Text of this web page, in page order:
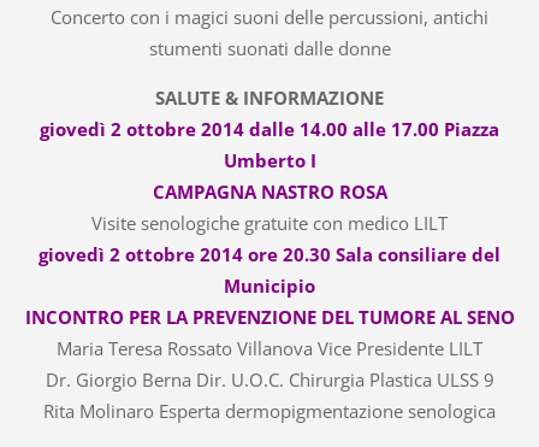
Concerto con i magici suoni delle percussioni, antichi
stumenti suonati dalle donne
SALUTE & INFORMAZIONE
giovedì 2 ottobre 2014 dalle 14.00 alle 17.00 Piazza
Umberto I
CAMPAGNA NASTRO ROSA
Visite senologiche gratuite con medico LILT
giovedì 2 ottobre 2014 ore 20.30 Sala consiliare del
Municipio
INCONTRO PER LA PREVENZIONE DEL TUMORE AL SENO
Maria Teresa Rossato Villanova Vice Presidente LILT
Dr. Giorgio Berna Dir. U.O.C. Chirurgia Plastica ULSS 9
Rita Molinaro Esperta dermopigmentazione senologica